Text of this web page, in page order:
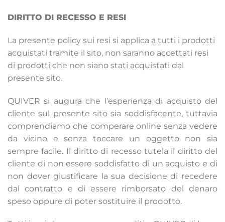
DIRITTO DI RECESSO E RESI
La presente policy sui resi si applica a tutti i prodotti
acquistati tramite il sito, non saranno accettati resi
di prodotti che non siano stati acquistati dal
presente sito.
QUIVER si augura che l’esperienza di acquisto del
cliente sul presente sito sia soddisfacente, tuttavia
comprendiamo che comperare online senza vedere
da vicino e senza toccare un oggetto non sia
sempre facile. Il diritto di recesso tutela il diritto del
cliente di non essere soddisfatto di un acquisto e di
non dover giustificare la sua decisione di recedere
dal contratto e di essere rimborsato del denaro
speso oppure di poter sostituire il prodotto.